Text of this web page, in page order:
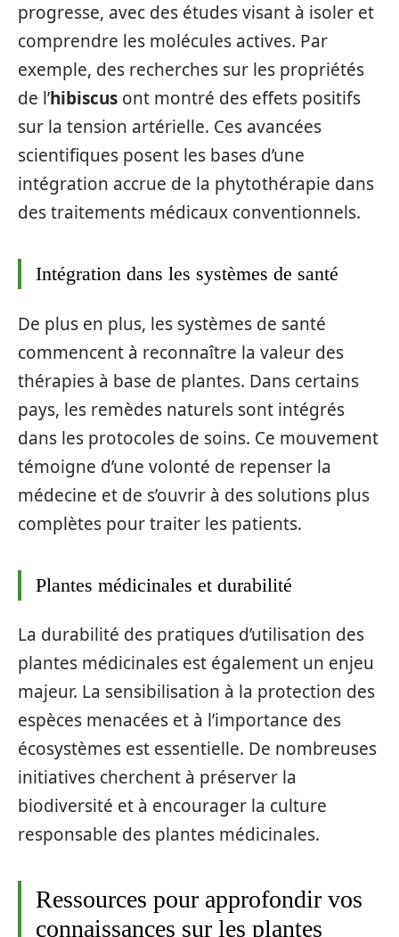
progresse, avec des études visant à isoler et
comprendre les molécules actives. Par
exemple, des recherches sur les propriétés
de l’hibiscus ont montré des effets positifs
sur la tension artérielle. Ces avancées
scientifiques posent les bases d’une
intégration accrue de la phytothérapie dans
des traitements médicaux conventionnels.
Intégration dans les systèmes de santé
De plus en plus, les systèmes de santé
commencent à reconnaître la valeur des
thérapies à base de plantes. Dans certains
pays, les remèdes naturels sont intégrés
dans les protocoles de soins. Ce mouvement
témoigne d’une volonté de repenser la
médecine et de s’ouvrir à des solutions plus
complètes pour traiter les patients.
Plantes médicinales et durabilité
La durabilité des pratiques d’utilisation des
plantes médicinales est également un enjeu
majeur. La sensibilisation à la protection des
espèces menacées et à l’importance des
écosystèmes est essentielle. De nombreuses
initiatives cherchent à préserver la
biodiversité et à encourager la culture
responsable des plantes médicinales.
Ressources pour approfondir vos
connaissances sur les plantes